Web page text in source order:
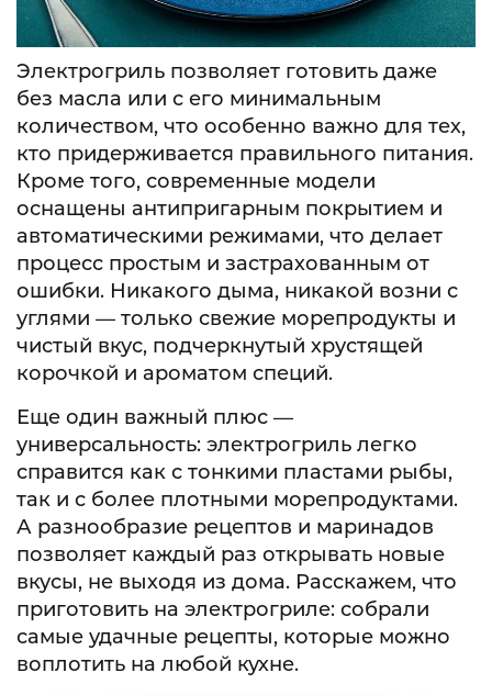
Электрогриль позволяет готовить даже
без масла или с его минимальным
количеством, что особенно важно для тех,
кто придерживается правильного питания.
Кроме того, современные модели
оснащены антипригарным покрытием и
автоматическими режимами, что делает
процесс простым и застрахованным от
ошибки. Никакого дыма, никакой возни с
углями — только свежие морепродукты и
чистый вкус, подчеркнутый хрустящей
корочкой и ароматом специй.
Еще один важный плюс —
универсальность: электрогриль легко
справится как с тонкими пластами рыбы,
так и с более плотными морепродуктами.
А разнообразие рецептов и маринадов
позволяет каждый раз открывать новые
вкусы, не выходя из дома. Расскажем, что
приготовить на электрогриле: собрали
самые удачные рецепты, которые можно
воплотить на любой кухне.